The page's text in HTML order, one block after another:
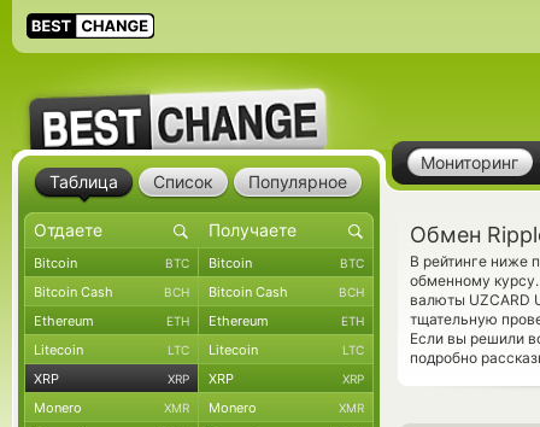
Мониторинг
Обмен
В рейтинге ниже
обменному
валюты UZCARD
тщательную
Если вы решили
подробно
Таблица Список Популярное
Bitcoin BTC Bitcoin BTC
Bitcoin Cash BCH Bitcoin Cash BCH
Ethereum ETH Ethereum ETH
Litecoin LTC Litecoin LTC
XRP XRP XRP XRP
Monero XMR Monero XMR